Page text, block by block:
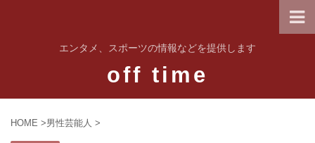
エンタメ、スポーツの情報などを提供します
off time
HOME >男性芸能人 >